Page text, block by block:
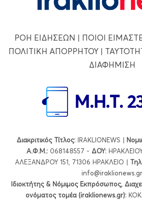
ΡΟΗ ΕΙΔΗΣΕΩΝ | ΠΟΙΟΙ
ΠΟΛΙΤΙΚΗ ΑΠΟΡΡΗΤΟΥ|
ΔΙΑΦΗΜΙΣΗ
Διακριτικός Τίτλος: IRAKLIONEWS |
Α.Φ.Μ.: 068148557 - ΔΟΥ:
ΑΛΕΞΑΝΔΡΟΥ 151, 71306 ΗΡΑΚΛΕΙΟ |
info@iraklionews.gr
Ιδιοκτήτης & Νόμιμος Εκπρόσωπος,
ονόματος τομέα (iraklionews.gr):